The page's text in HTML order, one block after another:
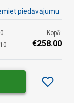
piedāvājumu
Kopā:
€258.00